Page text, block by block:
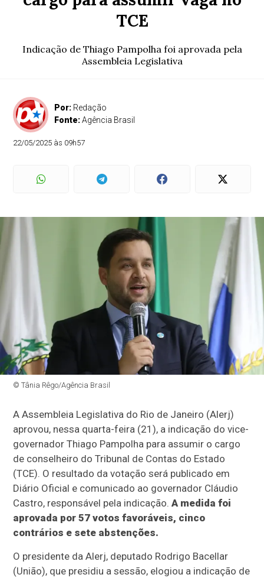
TCE
Indicação de Thiago Pampolha foi aprovada pela
Assembleia Legislativa
Por: Redação
Fonte:Agência Brasil
22/05/2025 às 09h57
© Tânia Rêgo/Agência Brasil
A Assembleia Legislativa do Rio de Janeiro (Alerj)
aprovou, nessa quarta-feira (21), a indicação do vice-
governador Thiago Pampolha para assumir o cargo
de conselheiro do Tribunal de Contas do Estado
(TCE). O resultado da votação será publicado em
Diário Oficial e comunicado ao governador Cláudio
Castro, responsável pela indicação.A medida foi
aprovada por 57 votos favoráveis, cinco
contrários e sete abstenções.
O presidente da Alerj, deputado Rodrigo Bacellar
(União), que presidiu a sessão, elogiou a indicação de